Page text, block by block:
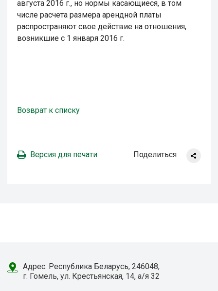
августа 2016 г., но нормы касающиеся, в том
числе расчета размера арендной платы
распространяют свое действие на отношения,
возникшие с 1 января 2016 г.
Возврат к списку
Версия для печати Поделиться
Адрес: Республика Беларусь, 246048,
г. Гомель, ул. Крестьянская, 14, а/я 32